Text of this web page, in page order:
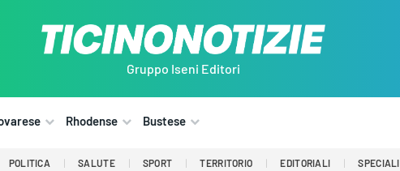
Gruppo Iseni Editori
Rhodense Bustese
POLITICA SALUTE SPORT TERRITORIO EDITORIALI SPECIALI